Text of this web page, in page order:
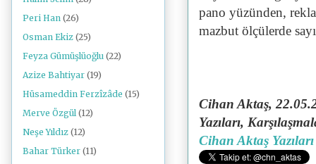
pano yüzünden,
mazbut ölçülerde
Cihan Aktaş,
Yazıları,
Cihan Aktaş Yazıları
Peri Han (26)
Osman Ekiz (25)
Feyza Gümüşlüoğlu (22)
Azize Bahtiyar (19)
Hüsameddin Ferzîzâde (15)
Merve Özgül (12)
Neşe Yıldız (12)
Bahar Türker (11)